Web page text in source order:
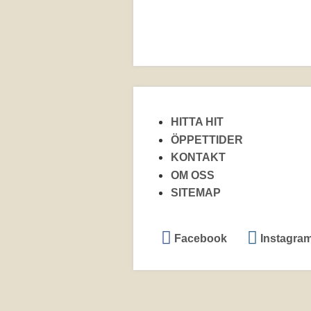
HITTA HIT
ÖPPETTIDER
KONTAKT
OM OSS
SITEMAP
Facebook